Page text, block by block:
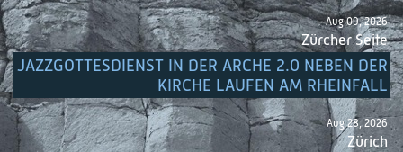
Aug 09, 2026
Zürcher Seite
JAZZGOTTESDIENST IN DER ARCHE 2.0 NEBEN DER
KIRCHE LAUFEN AM RHEINFALL
Aug 28, 2026
Zürich